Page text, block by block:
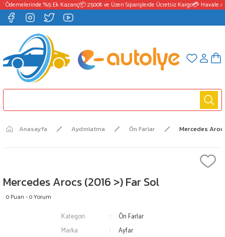
%5 Ek Kazanç📦 2500₺ ve Üzeri Siparişlerde Ücretsiz Kargo💳 Havale /
Anasayfa Aydınlatma Ön Farlar Mercedes
Mercedes Arocs (2016 >) Far Sol
0 Puan - 0 Yorum
Kategori
Ön Farlar
Marka
Ayfar